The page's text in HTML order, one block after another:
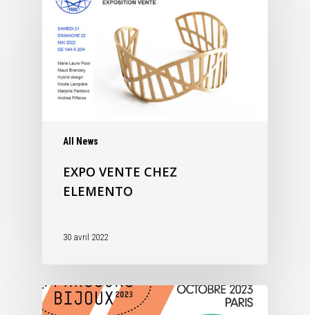
All News
EXPO VENTE CHEZ
ELEMENTO
30 avril 2022